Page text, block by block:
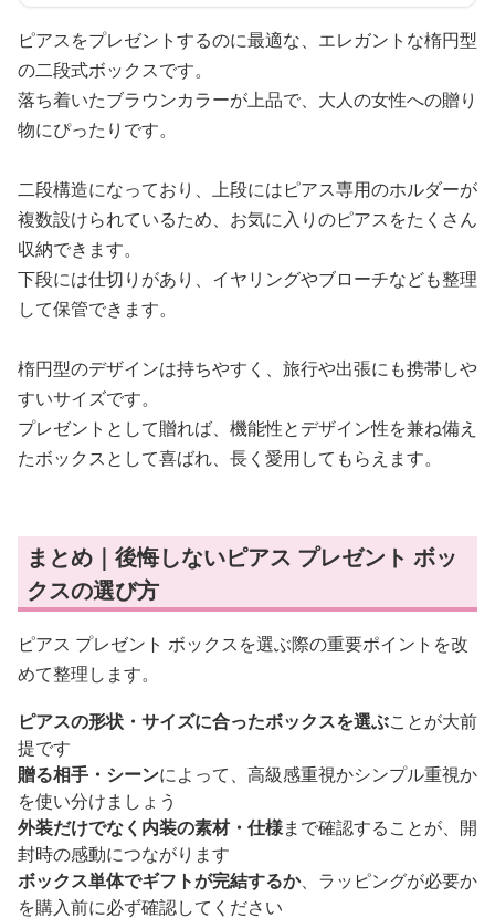
ピアスをプレゼントするのに最適な、エレガントな楕円型
の二段式ボックスです。
落ち着いたブラウンカラーが上品で、大人の女性への贈り
物にぴったりです。
二段構造になっており、上段にはピアス専用のホルダーが
複数設けられているため、お気に入りのピアスをたくさん
収納できます。
下段には仕切りがあり、イヤリングやブローチなども整理
して保管できます。
楕円型のデザインは持ちやすく、旅行や出張にも携帯しや
すいサイズです。
プレゼントとして贈れば、機能性とデザイン性を兼ね備え
たボックスとして喜ばれ、長く愛用してもらえます。
まとめ｜後悔しないピアス プレゼント ボッ
クスの選び方
ピアス プレゼント ボックスを選ぶ際の重要ポイントを改
めて整理します。
ピアスの形状・サイズに合ったボックスを選ぶことが大前
提です
贈る相手・シーンによって、高級感重視かシンプル重視か
を使い分けましょう
外装だけでなく内装の素材・仕様まで確認することが、開
封時の感動につながります
ボックス単体でギフトが完結するか、ラッピングが必要か
を購入前に必ず確認してください